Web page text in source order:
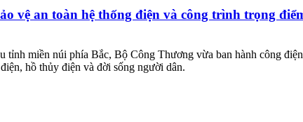
vệ an toàn hệ thống điện và công trình trọng
miền núi phía Bắc, Bộ Công Thương vừa ban hành công
hồ thủy điện và đời sống người dân.